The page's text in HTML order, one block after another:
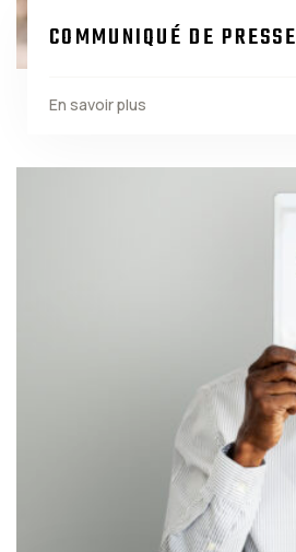
COMMUNIQUÉ DE PRESSE
En savoir plus